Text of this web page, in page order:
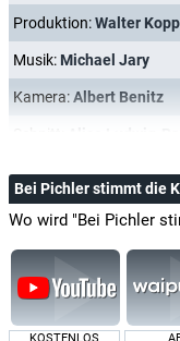
Produktion:Walter
Musik: Michael Jary
Kamera:Albert Benitz
Bei Pichler stimmt die
Wo wird "Bei Pichler